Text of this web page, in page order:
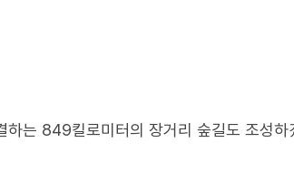
는 849킬로미터의 장거리 숲길도 조성하